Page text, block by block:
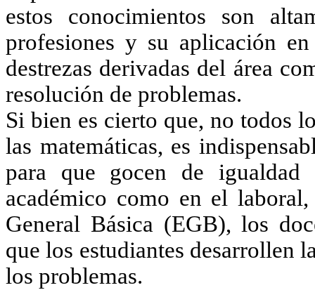
estos conocimientos son
profesiones y su aplicación
destrezas derivadas del área
resolución de problemas.
Si bien es cierto que, no todos
las matemáticas, es
para que gocen de
académico como en el
General Básica (EGB), los
que los estudiantes desarrollen
los problemas.